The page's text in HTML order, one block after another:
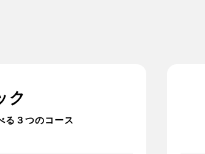
ク
る３つのコース